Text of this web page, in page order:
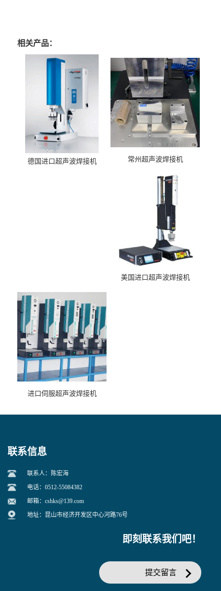
相关产品：
德国进口超声波焊接机 常州超声波焊接机
美国进口超声波焊接机
进口伺服超声波焊接机
联系信息
联系人：陈宏海
电话：0512-55084382
邮箱： cshks@139.com
地址：昆山市经济开发区中心河路76号
即刻联系我们吧！
提交留言